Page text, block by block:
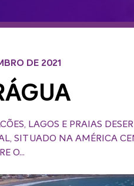
DE 2021
LAGOS E PRAIAS
SITUADO NA AMÉRICA
O...